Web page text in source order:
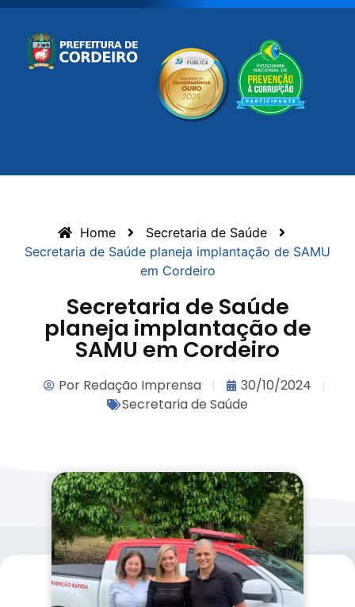
Home
Secretaria de Saúde
Secretaria de Saúde planeja implantação de SAMU
em Cordeiro
Secretaria de Saúde
planeja implantação de
SAMU em Cordeiro
PorRedação Imprensa
30/10/2024
Secretaria de Saúde